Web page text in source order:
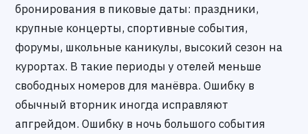
бронирования в пиковые даты: праздники,
крупные концерты, спортивные события,
форумы, школьные каникулы, высокий сезон на
курортах. В такие периоды у отелей меньше
свободных номеров для манёвра. Ошибку в
обычный вторник иногда исправляют
апгрейдом. Ошибку в ночь большого события